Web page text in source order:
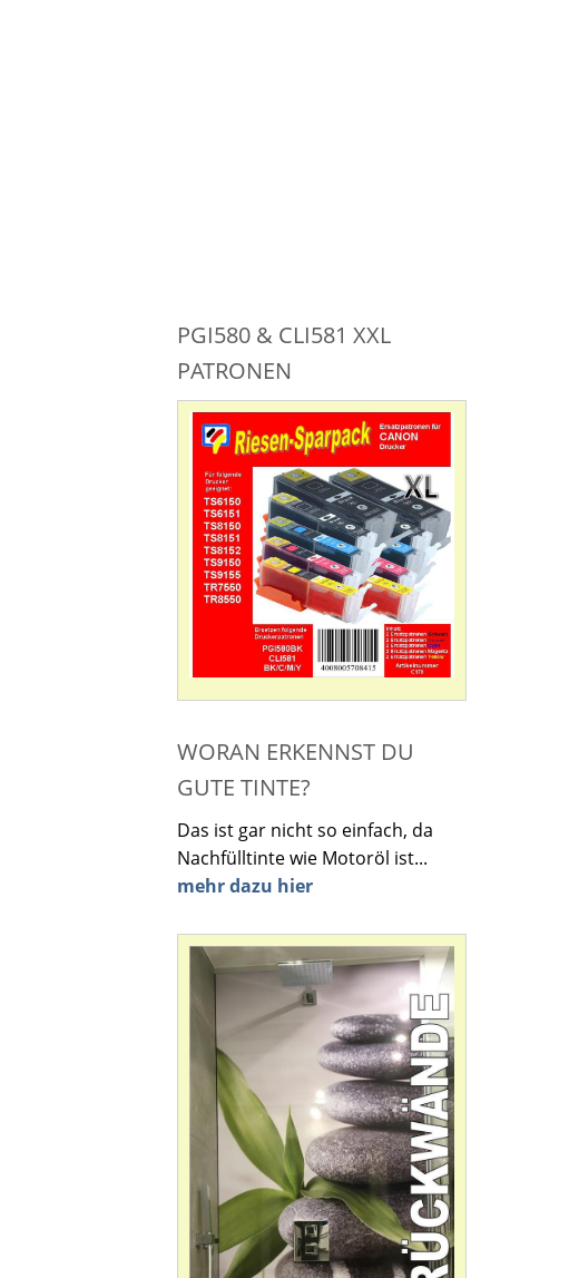
PGI580 & CLI581 XXL
PATRONEN
WORAN ERKENNST DU
GUTE TINTE?
Das ist gar nicht so einfach, da
Nachfülltinte wie Motoröl ist...
mehr dazu hier